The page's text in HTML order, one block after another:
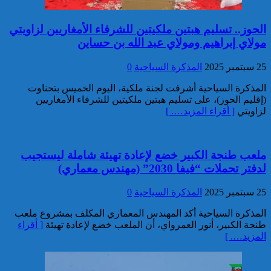
الإفريقي ل”داعش”: ضبط عبوة
ناسفة إضافية في طور التركيب
بضواحي الرباط
الخطورة كان يستهدف المغرب
بتكليف وتحريض مباشر من قيادي
الساحل الإفريقي
الحوز.. تسليم هبتين ملكيتين للشرفاء الأمغاريين لزاويتي
مولاي إبراهيم ومولاي عبد الله بن حساين
25 سبتمبر 2025 المذكرة السياحية 0
المذكرة السياحية أشرفت لجنة ملكية، اليوم الخميس بتحناوت
(إقليم الحوز)، على تسليم هبتين ملكيتين للشرفاء الأمغاريين
لزاويتي [ أقراء المزيد…. ]
ملعب طنجة الكبير خضع لإعادة تهيئة شاملة ليستجيب
لدفتر تحملات “فيفا 2030” (مهندس معماري)
25 سبتمبر 2025 المذكرة السياحية 0
المذكرة السياحية أكد المهندس المعماري المكلف بمشروع ملعب
طنجة الكبير، أنور العمرواي، أن الملعب خضع لإعادة تهيئة [ أقراء
المزيد…. ]